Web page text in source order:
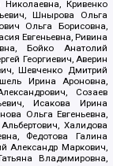
Кривенко
Шнырова Ольга
Ольга Борисовна,
Евгеньевна, Ривина
Бойко Анатолий
Георгиевич, Аверин
Шевченко Дмитрий
Ирина Ароновна,
Созаев
Исакова Ирина
Ольга Евгеньевна,
Халидова
Федотова Галина
Александр Маркович,
Владимировна,